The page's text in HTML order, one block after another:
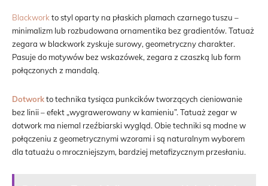
Blackworkto styl oparty na płaskich plamach czarnego tuszu –
minimalizm lub rozbudowana ornamentika bez gradientów. Tatuaż
zegara w blackwork zyskuje surowy, geometryczny charakter.
Pasuje do motywów bez wskazówek, zegara z czaszką lub form
połączonych z mandalą.
Dotworkto technika tysiąca punkcików tworzących cieniowanie
bez linii – efekt „wygrawerowany w kamieniu”. Tatuaż zegar w
dotwork ma niemal rzeźbiarski wygląd. Obie techniki są modne w
połączeniu z geometrycznymi wzorami i są naturalnym wyborem
dla tatuażu o mroczniejszym, bardziej metafizycznym przesłaniu.